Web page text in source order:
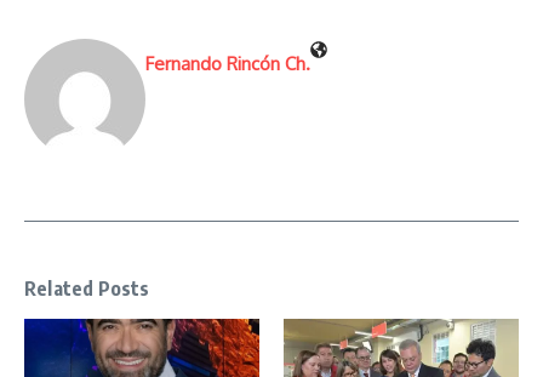
Fernando Rincón Ch.
Related Posts